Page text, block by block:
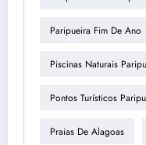
Paripueira Fim De Ano
Piscinas Naturais
Pontos Turísticos
Praias De Alagoas